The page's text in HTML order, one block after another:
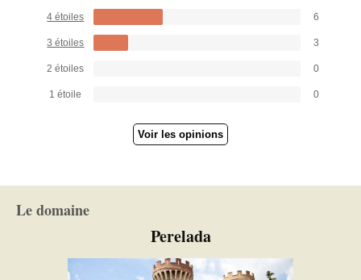
4 étoiles 6
3 étoiles 3
2 étoiles 0
1 étoile 0
Voir les opinions
Le domaine
Perelada